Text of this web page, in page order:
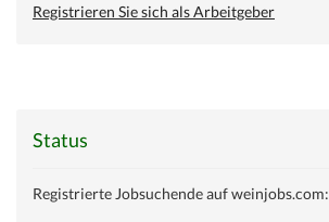
Registrieren Sie sich als Arbeitgeber
Status
Registrierte Jobsuchende auf weinjobs.com: